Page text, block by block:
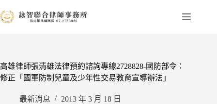
至
容
高雄律師張清雄法律預約諮詢專線2728828-國防部令：
修正「國軍防制兒童及少年性交易教育宣導辦法」
最新消息 2013 年 3 月 18 日